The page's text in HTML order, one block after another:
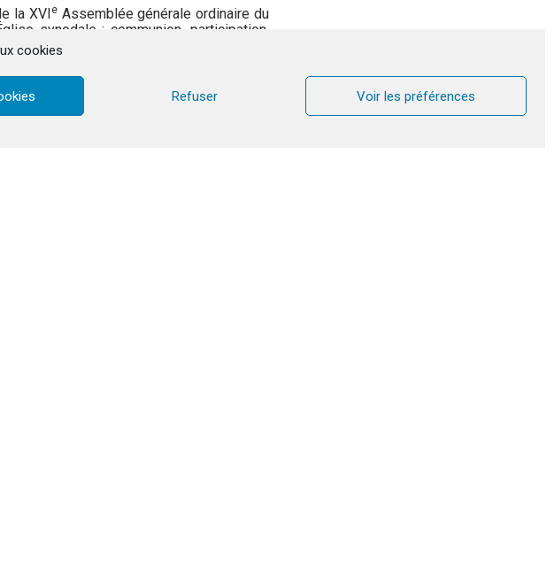
cookies
Refuser Voir les préférences
la XVIeAssemblée générale ordinaire du
synodale : communion, participation,
2021 et s’est terminé avec cette
du Chemin Neuf était invitée comme
partage en vidéo et en podcast ses